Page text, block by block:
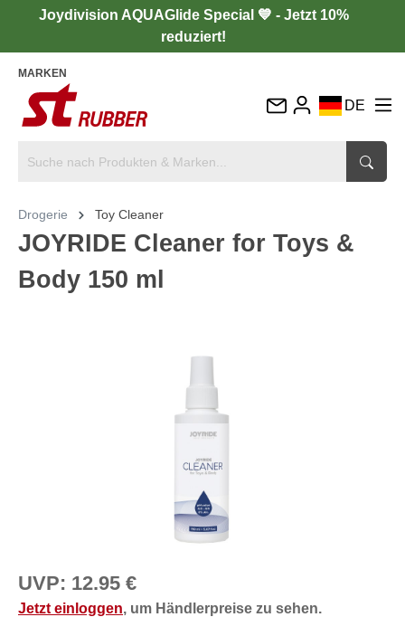
Joydivision AQUAGlide Special 💙 - Jetzt 10%
reduziert!
MARKEN
DE
IT
Drogerie Toy Cleaner
JOYRIDE Cleaner for Toys &
Body 150 ml
UVP: 12.95 €
Jetzt einloggen, um Händlerpreise zu sehen.